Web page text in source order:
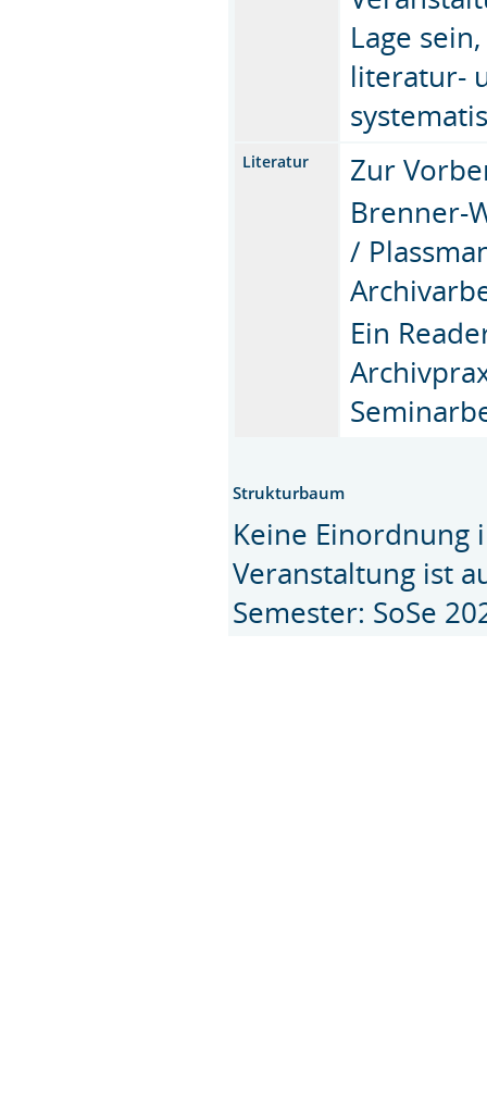
Lage
literatur-
Literatur
Zur
Brenner-
/
Ein
Strukturbaum
Keine Einordnung
Veranstaltung ist
Semester: SoSe